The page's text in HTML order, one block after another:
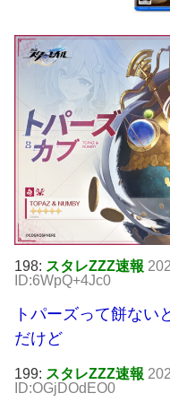
198: スタレZZZ速報
ID:6WpQ+4Jc0
トパーズって餅ない
だけど
199: スタレZZZ速報
ID:OGjDOdEO0